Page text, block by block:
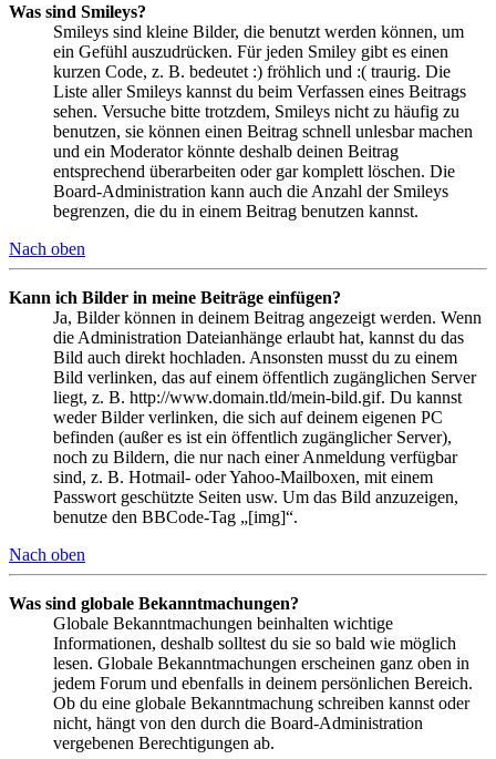
Was sind Smileys?
Smileys sind kleine Bilder, die benutzt werden können, um
ein Gefühl auszudrücken. Für jeden Smiley gibt es einen
kurzen Code, z. B. bedeutet :) fröhlich und :( traurig. Die
Liste aller Smileys kannst du beim Verfassen eines Beitrags
sehen. Versuche bitte trotzdem, Smileys nicht zu häufig zu
benutzen, sie können einen Beitrag schnell unlesbar machen
und ein Moderator könnte deshalb deinen Beitrag
entsprechend überarbeiten oder gar komplett löschen. Die
Board-Administration kann auch die Anzahl der Smileys
begrenzen, die du in einem Beitrag benutzen kannst.
Nach oben
Kann ich Bilder in meine Beiträge einfügen?
Ja, Bilder können in deinem Beitrag angezeigt werden. Wenn
die Administration Dateianhänge erlaubt hat, kannst du das
Bild auch direkt hochladen. Ansonsten musst du zu einem
Bild verlinken, das auf einem öffentlich zugänglichen Server
liegt, z. B. http://www.domain.tld/mein-bild.gif. Du kannst
weder Bilder verlinken, die sich auf deinem eigenen PC
befinden (außer es ist ein öffentlich zugänglicher Server),
noch zu Bildern, die nur nach einer Anmeldung verfügbar
sind, z. B. Hotmail- oder Yahoo-Mailboxen, mit einem
Passwort geschützte Seiten usw. Um das Bild anzuzeigen,
benutze den BBCode-Tag „[img]“.
Nach oben
Was sind globale Bekanntmachungen?
Globale Bekanntmachungen beinhalten wichtige
Informationen, deshalb solltest du sie so bald wie möglich
lesen. Globale Bekanntmachungen erscheinen ganz oben in
jedem Forum und ebenfalls in deinem persönlichen Bereich.
Ob du eine globale Bekanntmachung schreiben kannst oder
nicht, hängt von den durch die Board-Administration
vergebenen Berechtigungen ab.